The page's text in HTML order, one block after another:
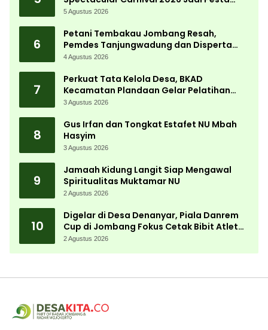
Kemerdekaan Terbesar di Peterongan
5 Agustus 2026
6
Petani Tembakau Jombang Resah,
Pemdes Tanjungwadung dan Disperta
Bergerak Cepat
4 Agustus 2026
7
Perkuat Tata Kelola Desa, BKAD
Kecamatan Plandaan Gelar Pelatihan
Aparatur Pemdes
3 Agustus 2026
8
Gus Irfan dan Tongkat Estafet NU Mbah
Hasyim
3 Agustus 2026
9
Jamaah Kidung Langit Siap Mengawal
Spiritualitas Muktamar NU
2 Agustus 2026
10
Digelar di Desa Denanyar, Piala Danrem
Cup di Jombang Fokus Cetak Bibit Atlet
Menembak Berprestasi
2 Agustus 2026